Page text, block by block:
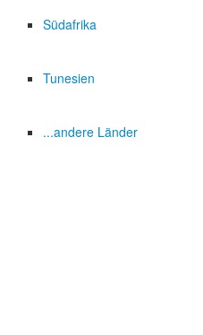
Südafrika
Tunesien
...andere Länder